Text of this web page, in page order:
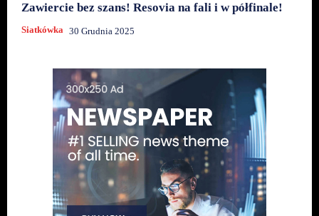
Zawiercie bez szans! Resovia na fali i w półfinale!
Siatkówka 30 Grudnia 2025